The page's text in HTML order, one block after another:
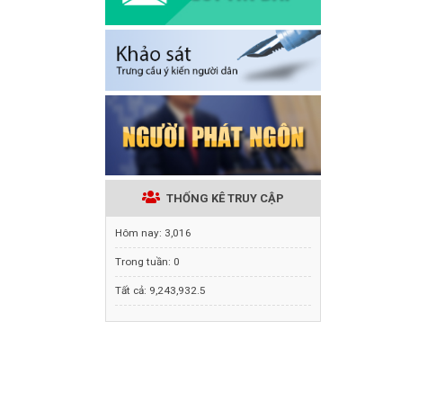
THỐNG KÊ TRUY CẬP
Hôm nay: 3,016
Trong tuần: 0
Tất cả: 9,243,932.5